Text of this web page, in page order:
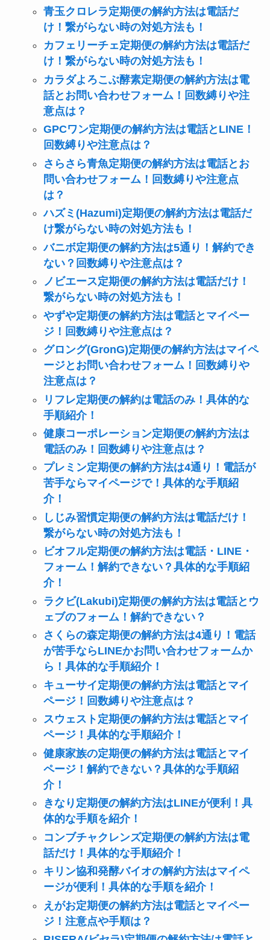
青玉クロレラ定期便の解約方法は電話だ
け！繋がらない時の対処方法も！
カフェリーチェ定期便の解約方法は電話だ
け！繋がらない時の対処方法も！
カラダよろこぶ酵素定期便の解約方法は電
話とお問い合わせフォーム！回数縛りや注
意点は？
GPCワン定期便の解約方法は電話とLINE！
回数縛りや注意点は？
さらさら青魚定期便の解約方法は電話とお
問い合わせフォーム！回数縛りや注意点
は？
ハズミ(Hazumi)定期便の解約方法は電話だ
け繋がらない時の対処方法も！
バニボ定期便の解約方法は5通り！解約でき
ない？回数縛りや注意点は？
ノビエース定期便の解約方法は電話だけ！
繋がらない時の対処方法も！
やずや定期便の解約方法は電話とマイペー
ジ！回数縛りや注意点は？
グロング(GronG)定期便の解約方法はマイペ
ージとお問い合わせフォーム！回数縛りや
注意点は？
リフレ定期便の解約は電話のみ！具体的な
手順紹介！
健康コーポレーション定期便の解約方法は
電話のみ！回数縛りや注意点は？
プレミン定期便の解約方法は4通り！電話が
苦手ならマイページで！具体的な手順紹
介！
しじみ習慣定期便の解約方法は電話だけ！
繋がらない時の対処方法も！
ビオフル定期便の解約方法は電話・LINE・
フォーム！解約できない？具体的な手順紹
介！
ラクビ(Lakubi)定期便の解約方法は電話とウ
ェブのフォーム！解約できない？
さくらの森定期便の解約方法は4通り！電話
が苦手ならLINEかお問い合わせフォームか
ら！具体的な手順紹介！
キューサイ定期便の解約方法は電話とマイ
ページ！回数縛りや注意点は？
スウェスト定期便の解約方法は電話とマイ
ページ！具体的な手順紹介！
健康家族の定期便の解約方法は電話とマイ
ページ！解約できない？具体的な手順紹
介！
きなり定期便の解約方法はLINEが便利！具
体的な手順を紹介！
コンブチャクレンズ定期便の解約方法は電
話だけ！具体的な手順紹介！
キリン協和発酵バイオの解約方法はマイペ
ージが便利！具体的な手順を紹介！
えがお定期便の解約方法は電話とマイペー
ジ！注意点や手順は？